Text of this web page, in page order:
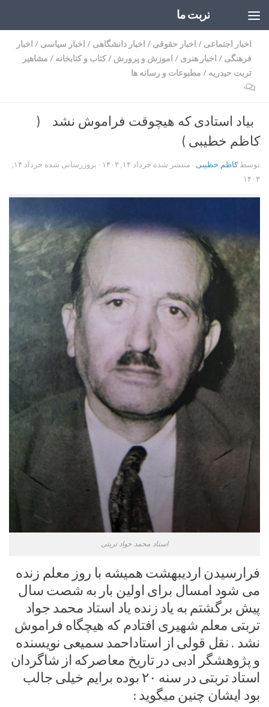
تربت ما
اخبار اجتماعی / اخبار حقوقی / اخبار دانشگاهی / اخبار سیاسی / اخبار
فرهنگی / اخبار هنری / اموزش و پرورش /کتاب و کتابخانه / مشاهیر
تربت حیدریه / مطبوعات و رسانه ها
۰
بیاد استادی که هیچوقت فراموش نشد (
کاظم خطیبی )
توسطکاظم خطیبی · منتشر شده خرداد ۱۴, ۱۴۰۳ · بروزرسانی شده
خرداد ۱۴,
۱۴۰۳
استاد محمد جواد تربتی
فرارسیدن اردیبهشت همیشه با روز معلم زنده
می شود امسال برای اولین بار به شصت سال
پیش برگشتم به یاد زنده یاد استاد محمد جواد
تربتی معلم شهیری افتادم که هیچگاه فراموش
نشد . نقل قولی از استاداحمد سمیعی نویسنده
و پژوهشگر ادبی در تاریخ معاصرکه از شاگردان
استاد تربتی در سنه ۲۰ بوده برایم خیلی جالب
بود ایشان چنین میگوید :